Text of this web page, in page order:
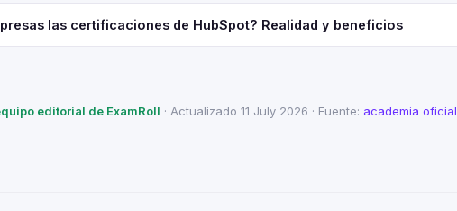
las certificaciones de HubSpot? Realidad y beneficios
editorial de ExamRoll · Actualizado 11 July 2026 · Fuente: academia oficial